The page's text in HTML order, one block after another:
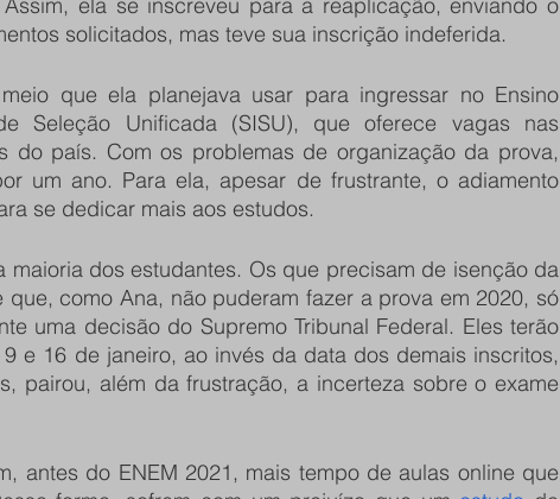
ela se inscreveu para a reaplicação, enviando o
solicitados, mas teve sua inscrição indeferida.
que ela planejava usar para ingressar no Ensino
Seleção Unificada (SISU), que oferece vagas nas
do país. Com os problemas de organização da prova,
um ano. Para ela, apesar de frustrante, o adiamento
se dedicar mais aos estudos.
maioria dos estudantes. Os que precisam de isenção da
como Ana, não puderam fazer a prova em 2020, só
uma decisão do Supremo Tribunal Federal. Eles terão
e 16 de janeiro, ao invés da data dos demais inscritos,
pairou, além da frustração, a incerteza sobre o exame
antes do ENEM 2021, mais tempo de aulas online que